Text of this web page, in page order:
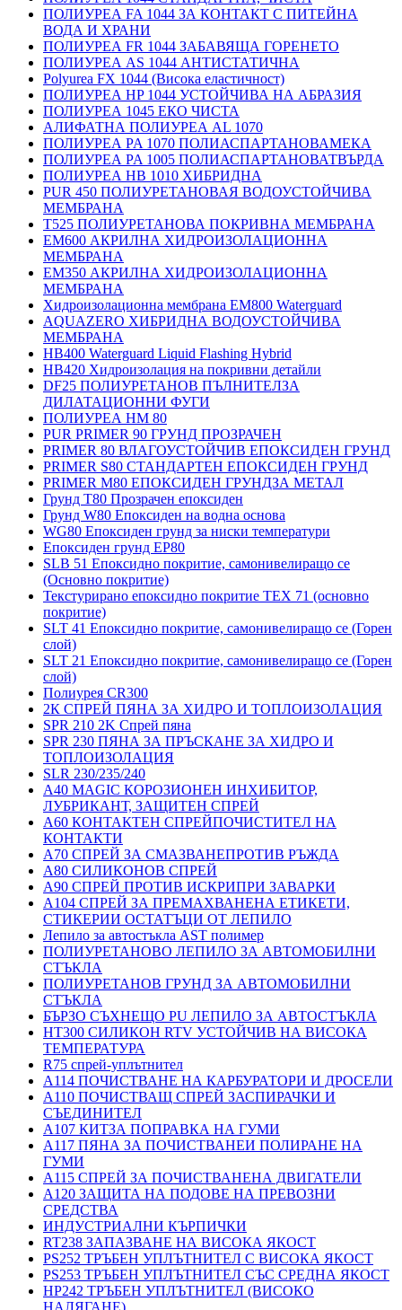
ПОЛИУРЕА FA 1044 ЗА КОНТАКТ С ПИТЕЙНА
ВОДА И ХРАНИ
ПОЛИУРЕА FR 1044 ЗАБАВЯЩА ГОРЕНЕТО
ПОЛИУРЕА AS 1044 АНТИСТАТИЧНА
Polyurea FX 1044 (Висока еластичност)
ПОЛИУРЕА HP 1044 УСТОЙЧИВА НА АБРАЗИЯ
ПОЛИУРЕА 1045 ЕКО ЧИСТА
АЛИФАТНА ПОЛИУРЕА AL 1070
ПОЛИУРЕА PA 1070 ПОЛИАСПАРТАНОВАМЕКА
ПОЛИУРЕА PA 1005 ПОЛИАСПАРТАНОВАТВЪРДА
ПОЛИУРЕА HB 1010 ХИБРИДНА
PUR 450 ПОЛИУРЕТАНОВАЯ ВОДОУСТОЙЧИВА
МЕМБРАНА
T525 ПОЛИУРЕТАНОВА ПОКРИВНА МЕМБРАНА
EM600 АКРИЛНА ХИДРОИЗОЛАЦИОННА
МЕМБРАНА
EM350 АКРИЛНА ХИДРОИЗОЛАЦИОННА
МЕМБРАНА
Хидроизолационна мембрана EM800 Waterguard
AQUAZERO ХИБРИДНА ВОДОУСТОЙЧИВА
МЕМБРАНА
HB400 Waterguard Liquid Flashing Hybrid
HB420 Хидроизолация на покривни детайли
DF25 ПОЛИУРЕТАНОВ ПЪЛНИТЕЛЗА
ДИЛАТАЦИОННИ ФУГИ
ПОЛИУРЕА HM 80
PUR PRIMER 90 ГРУНД ПРОЗРАЧЕН
PRIMER 80 ВЛАГОУСТОЙЧИВ ЕПОКСИДЕН ГРУНД
PRIMER S80 СТАНДАРТЕН ЕПОКСИДЕН ГРУНД
PRIMER M80 ЕПОКСИДЕН ГРУНДЗА МЕТАЛ
Грунд Т80 Прозрачен епоксиден
Грунд W80 Епоксиден на водна основа
WG80 Епоксиден грунд за ниски температури
Епоксиден грунд EP80
SLB 51 Епоксидно покритие, самонивелиращо се
(Основно покритие)
Текстурирано епоксидно покритие TEX 71 (основно
покритие)
SLT 41 Епоксидно покритие, самонивелиращо се (Горен
слой)
SLT 21 Епоксидно покритие, самонивелиращо се (Горен
слой)
Полиурея CR300
2К СПРЕЙ ПЯНА ЗА ХИДРО И ТОПЛОИЗОЛАЦИЯ
SPR 210 2K Спрей пяна
SPR 230 ПЯНА ЗА ПРЪСКАНЕ ЗА ХИДРО И
ТОПЛОИЗОЛАЦИЯ
SLR 230/235/240
A40 MAGIC КОРОЗИОНЕН ИНХИБИТОР,
ЛУБРИКАНТ, ЗАЩИТЕН СПРЕЙ
A60 КОНТАКТЕН СПРЕЙПОЧИСТИТЕЛ НА
КОНТАКТИ
A70 СПРЕЙ ЗА СМАЗВАНЕПРОТИВ РЪЖДА
A80 СИЛИКОНОВ СПРЕЙ
A90 СПРЕЙ ПРОТИВ ИСКРИПРИ ЗАВАРКИ
A104 СПРЕЙ ЗА ПРЕМАХВАНЕНА ЕТИКЕТИ,
СТИКЕРИИ ОСТАТЪЦИ ОТ ЛЕПИЛО
Лепило за автостъкла AST полимер
ПОЛИУРЕТАНОВО ЛЕПИЛО ЗА АВТОМОБИЛНИ
СТЪКЛА
ПОЛИУРЕТАНОВ ГРУНД ЗА АВТОМОБИЛНИ
СТЪКЛА
БЪРЗО СЪХНЕЩО PU ЛЕПИЛО ЗА АВТОСТЪКЛА
HT300 СИЛИКОН RTV УСТОЙЧИВ НА ВИСОКА
ТЕМПЕРАТУРА
R75 спрей-уплътнител
A114 ПОЧИСТВАНЕ НА КАРБУРАТОРИ И ДРОСЕЛИ
A110 ПОЧИСТВАЩ СПРЕЙ ЗАСПИРАЧКИ И
СЪЕДИНИТЕЛ
A107 КИТЗА ПОПРАВКА НА ГУМИ
A117 ПЯНА ЗА ПОЧИСТВАНЕИ ПОЛИРАНЕ НА
ГУМИ
A115 СПРЕЙ ЗА ПОЧИСТВАНЕНА ДВИГАТЕЛИ
A120 ЗАЩИТА НА ПОДОВЕ НА ПРЕВОЗНИ
СРЕДСТВА
ИНДУСТРИАЛНИ КЪРПИЧКИ
RT238 ЗАПАЗВАНЕ НА ВИСОКА ЯКОСТ
PS252 ТРЪБЕН УПЛЪТНИТЕЛ С ВИСОКА ЯКОСТ
PS253 ТРЪБЕН УПЛЪТНИТЕЛ СЪС СРЕДНА ЯКОСТ
HP242 ТРЪБЕН УПЛЪТНИТЕЛ (ВИСОКО
НАЛЯГАНЕ)